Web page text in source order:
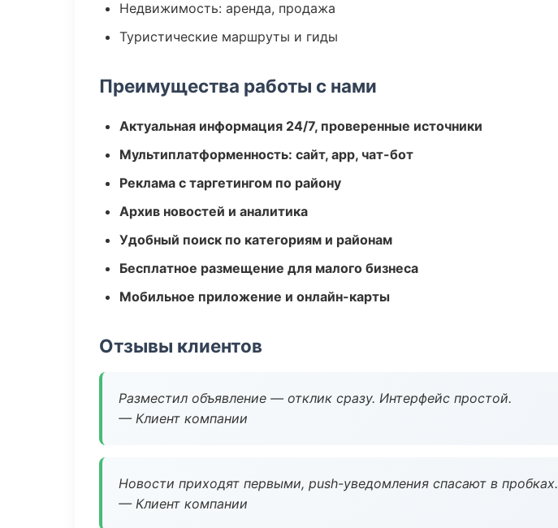
Недвижимость: аренда, продажа
Туристические маршруты и гиды
Преимущества работы с нами
Актуальная информация 24/7, проверенные источники
Мультиплатформенность: сайт, app, чат-бот
Реклама с таргетингом по району
Архив новостей и аналитика
Удобный поиск по категориям и районам
Бесплатное размещение для малого бизнеса
Мобильное приложение и онлайн-карты
Отзывы клиентов
Разместил объявление — отклик сразу. Интерфейс простой.
— Клиент компании
Новости приходят первыми, push-уведомления спасают в пробках.
— Клиент компании